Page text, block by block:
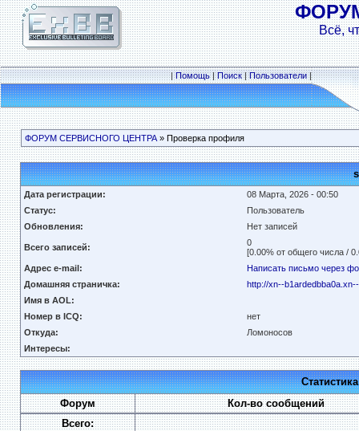
Всё,
|Помощь|Поиск|Пользователи|
ФОРУМ СЕРВИСНОГО ЦЕНТРА» Проверка профиля
Дата регистрации:
08 Марта, 2026 - 00:50
Статус:
Пользователь
Обновления:
Нет записей
Всего записей:
0
[0.00% от общего числа /
Адрес e-mail:
Написать письмо через
Домашняя страничка:
http://xn--
Имя в AOL:
Номер в ICQ:
нет
Откуда:
Ломоносов
Интересы:
Форум
Кол-во сообщений
Всего: